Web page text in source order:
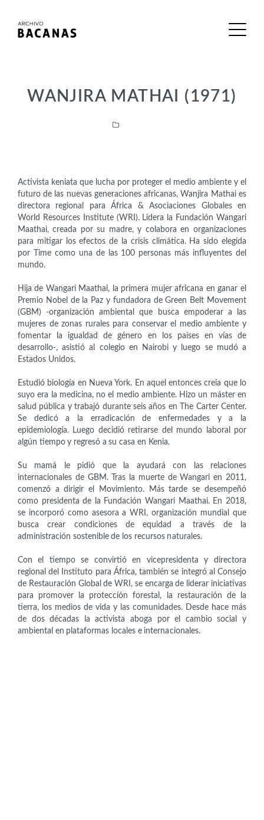
WANJIRA MATHAI (1971)
Activista keniata que lucha por proteger el medio ambiente y el
futuro de las nuevas generaciones africanas, Wanjira Mathai es
directora regional para África & Asociaciones Globales en
World Resources Institute (WRI). Lidera la Fundación Wangari
Maathai, creada por su madre, y colabora en organizaciones
para mitigar los efectos de la crisis climática. Ha sido elegida
por Time como una de las 100 personas más influyentes del
mundo.
Hija de Wangari Maathai, la primera mujer africana en ganar el
Premio Nobel de la Paz y fundadora de Green Belt Movement
(GBM) -organización ambiental que busca empoderar a las
mujeres de zonas rurales para conservar el medio ambiente y
fomentar la igualdad de género en los países en vías de
desarrollo-, asistió al colegio en Nairobi y luego se mudó a
Estados Unidos.
Estudió biología en Nueva York. En aquel entonces creía que lo
suyo era la medicina, no el medio ambiente. Hizo un máster en
salud pública y trabajó durante seis años en The Carter Center.
Se dedicó a la erradicación de enfermedades y a la
epidemiología. Luego decidió retirarse del mundo laboral por
algún tiempo y regresó a su casa en Kenia.
Su mamá le pidió que la ayudará con las relaciones
internacionales de GBM. Tras la muerte de Wangari en 2011,
comenzó a dirigir el Movimiento. Más tarde se desempeñó
como presidenta de la Fundación Wangari Maathai. En 2018,
se incorporó como asesora a WRI, organización mundial que
busca crear condiciones de equidad a través de la
administración sostenible de los recursos naturales.
Con el tiempo se convirtió en vicepresidenta y directora
regional del Instituto para África, también se integró al Consejo
de Restauración Global de WRI, se encarga de liderar iniciativas
para promover la protección forestal, la restauración de la
tierra, los medios de vida y las comunidades. Desde hace más
de dos décadas la activista aboga por el cambio social y
ambiental en plataformas locales e internacionales.